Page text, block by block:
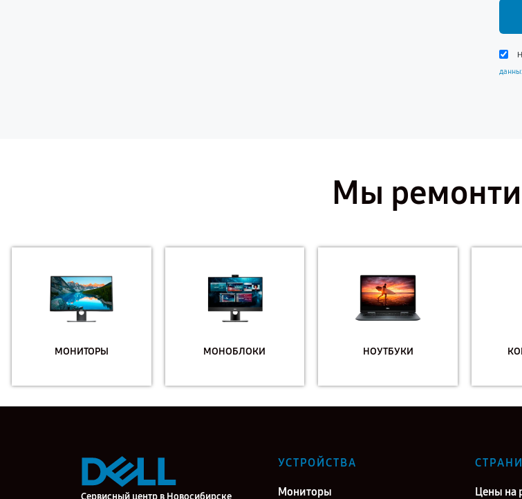
Мы
МОНИТОРЫ МОНОБЛОКИ НОУТБУКИ
Сервисный центр в Новосибирске
УСТРОЙСТВА
Мониторы Цены на